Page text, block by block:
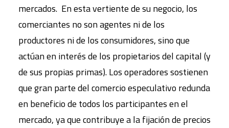
mercados. En esta vertiente de su negocio, los
comerciantes no son agentes ni de los
productores ni de los consumidores, sino que
actúan en interés de los propietarios del capital (y
de sus propias primas). Los operadores sostienen
que gran parte del comercio especulativo redunda
en beneficio de todos los participantes en el
mercado, ya que contribuye a la fijación de precios